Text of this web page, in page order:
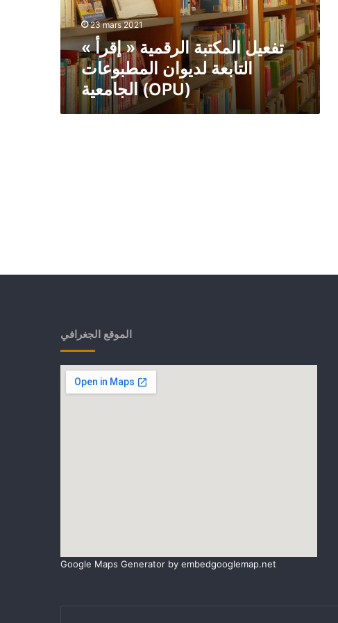
الجامعية
(OPU) 23 mars 2021
تفعيل المكتبة الرقمية « إقرأ »
التابعة لديوان المطبوعات
الجامعية (OPU)
الموقع الجغرافي
Google Maps Generator by embedgooglemap.net